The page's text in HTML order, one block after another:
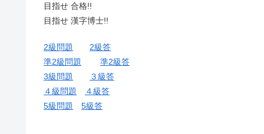
目指せ 合格!!
目指せ 漢字博士!!
2級問題
2級答
準2級問題
準2級答
3級問題
３級答
４級問題
４級答
5級問題
5級答